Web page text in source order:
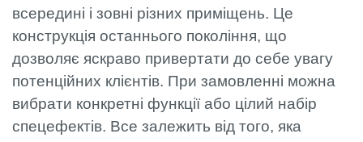
всередині і зовні різних приміщень. Це
конструкція останнього покоління, що
дозволяє яскраво привертати до себе увагу
потенційних клієнтів. При замовленні можна
вибрати конкретні функції або цілий набір
спецефектів. Все залежить від того, яка